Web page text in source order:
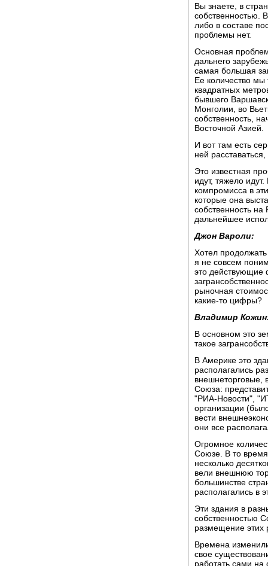
Вы знаете, в
собственностью.
либо в составе
проблемы нет.
Основная
дальнего
самая большая
Ее количество мы
квадратных
бывшего
Монголии, во
собственность,
Восточной Азией.
И вот там есть
ней
Это известная
идут, тяжело
компромисса в
которые она
собственность
дальнейшее
Джон Вароли:
Хотел
я не совсем
это действующие
рыночная
какие-то цифры?
Владимир
В основном это
такое
В Америке это
располагались
внешнеторговые,
Союза:
"РИА-Новости",
организации
вести
они все
Огромное
Союзе. В то
несколько
вели внешнюю
большинстве
располагались в
Эти здания в
собственностью
размещение этих
Времена
свое
работать сами на